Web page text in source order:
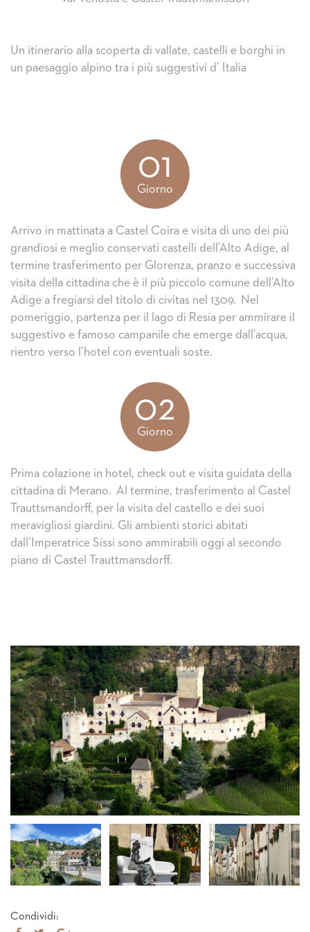
Un itinerario alla scoperta di vallate, castelli e borghi in
un paesaggio alpino tra i più suggestivi d’ Italia
01
Giorno
Arrivo in mattinata a Castel Coira e visita di uno dei più
grandiosi e meglio conservati castelli dell’Alto Adige, al
termine trasferimento per Glorenza, pranzo e successiva
visita della cittadina che è il più piccolo comune dell’Alto
Adige a fregiarsi del titolo di civitas nel 1309. Nel
pomeriggio, partenza per il lago di Resia per ammirare il
suggestivo e famoso campanile che emerge dall’acqua,
rientro verso l’hotel con eventuali soste.
02
Giorno
Prima colazione in hotel, check out e visita guidata della
cittadina di Merano. Al termine, trasferimento al Castel
Trauttsmandorff, per la visita del castello e dei suoi
meravigliosi giardini. Gli ambienti storici abitati
dall’Imperatrice Sissi sono ammirabili oggi al secondo
piano di Castel Trauttmansdorff.
Condividi: